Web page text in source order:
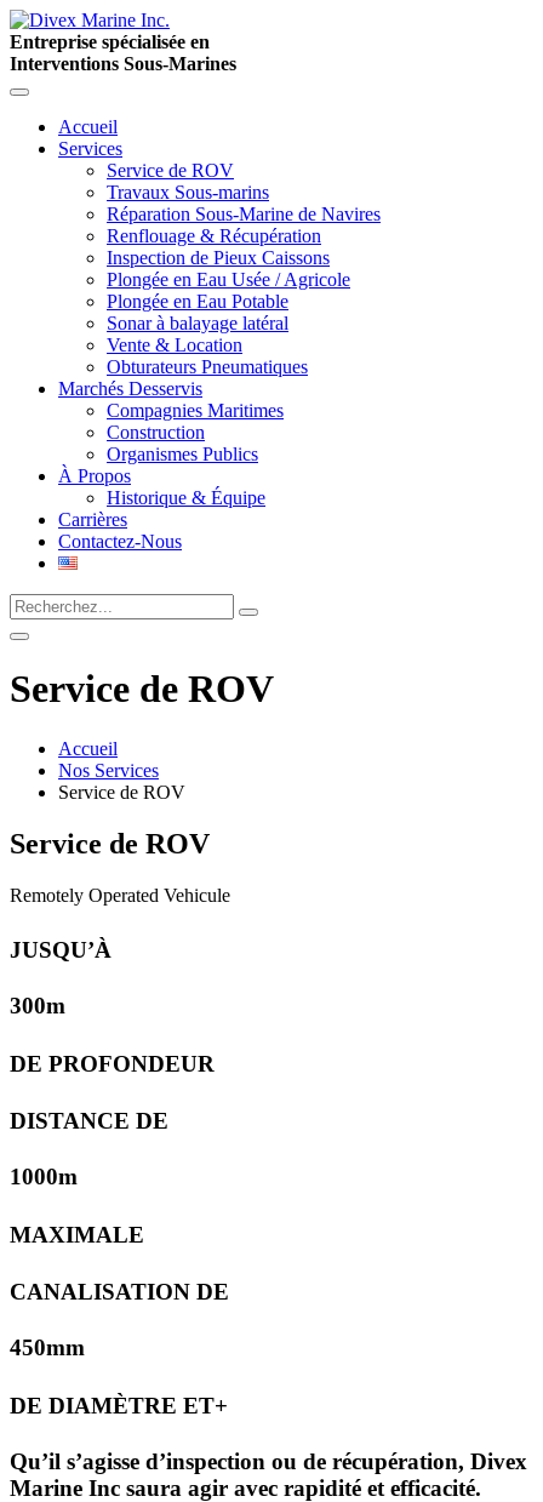
Entreprise spécialisée en
Interventions Sous-Marines
Accueil
Services
Service de ROV
Travaux Sous-marins
Réparation Sous-Marine de Navires
Renflouage & Récupération
Inspection de Pieux Caissons
Plongée en Eau Usée / Agricole
Plongée en Eau Potable
Sonar à balayage latéral
Vente & Location
Obturateurs Pneumatiques
Marchés Desservis
Compagnies Maritimes
Construction
Organismes Publics
À Propos
Historique & Équipe
Carrières
Contactez-Nous
Service de ROV
Accueil
Nos Services
Service de ROV
Service de ROV
Remotely Operated Vehicule
JUSQU’À
300m
DE PROFONDEUR
DISTANCE DE
1000m
MAXIMALE
CANALISATION DE
450mm
DE DIAMÈTRE ET+
Qu’il s’agisse d’inspection ou de récupération, Divex
Marine Inc saura agir avec rapidité et efficacité.